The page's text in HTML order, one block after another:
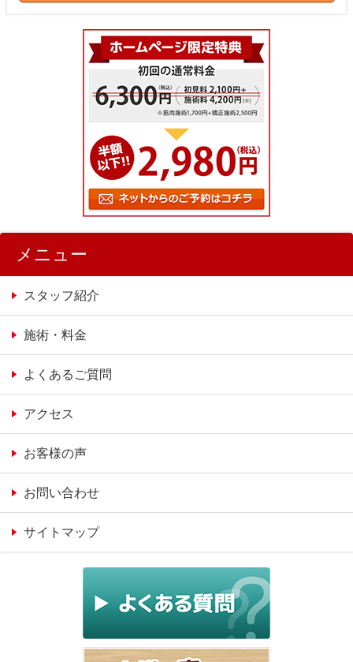
メニュー
スタッフ紹介
施術・料金
よくあるご質問
アクセス
お客様の声
お問い合わせ
サイトマップ